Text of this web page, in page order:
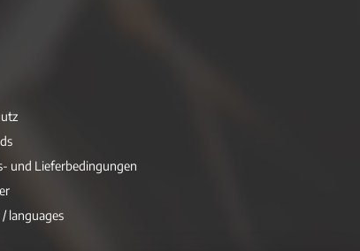
und Lieferbedingungen
/ languages